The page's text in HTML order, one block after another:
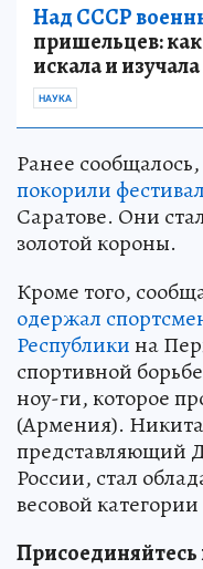
Над СССР
пришельцев: как
искала и
НАУКА
Ранее
покорили
Саратове. Они
золотой короны.
Кроме того,
одержал
Республикина
спортивной
ноу-ги, которое
(Армения).
представляющий
России, стал
весовой категории
Присоединяйтесь